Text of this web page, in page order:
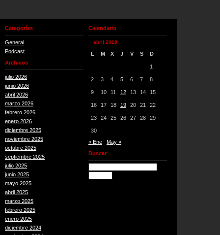
Categorías
General
Podcast
Archivos
julio 2026
junio 2026
abril 2026
marzo 2026
febrero 2026
enero 2026
diciembre 2025
noviembre 2025
octubre 2025
septiembre 2025
julio 2025
junio 2025
mayo 2025
abril 2025
marzo 2025
febrero 2025
enero 2025
diciembre 2024
Calendario
abril 2018
L M X J V S D
1
2 3 4 5 6 7 8
9 10 11 12 13 14 15
16 17 18 19 20 21 22
23 24 25 26 27 28 29
30
« Ene
May »
Buscar